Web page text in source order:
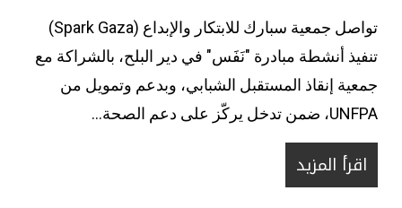
تواصل جمعية سبارك للابتكار والإبداع (Spark Gaza)
تنفيذ أنشطة مبادرة "نَفَس" في دير البلح، بالشراكة مع
جمعية إنقاذ المستقبل الشبابي، وبدعم وتمويل من
UNFPA، ضمن تدخل يركّز على دعم الصحة…
اقرأ المزيد